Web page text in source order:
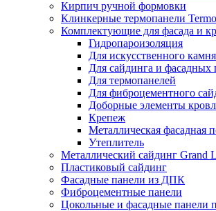
Кирпич ручной формовки
Клинкерные термопанели
Комплектующие для фасада и
Гидропароизоляция
Для искусственного камня
Для сайдинга и
Для термопанелей
Для фиброцементного
Доборные элементы
Крепеж
Металлическая фасадная
Утеплитель
Металлический сайдинг Grand
Пластиковый сайдинг
Фасадные панели из ДПК
Фиброцементные панели
Цокольные и фасадные панели